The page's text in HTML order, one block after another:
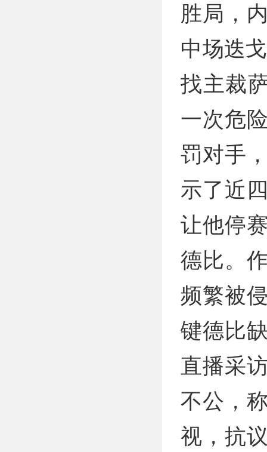
胜局，
中场迭
找主裁
一次危
罚对手
示了近
让他停
德比。
频繁被
键德比
直播采
不公，
视，抗